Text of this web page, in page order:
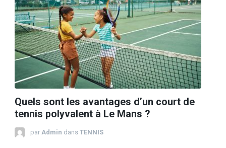
Quels sont les avantages d’un court de
tennis polyvalent à Le Mans ?
par Admin dans TENNIS